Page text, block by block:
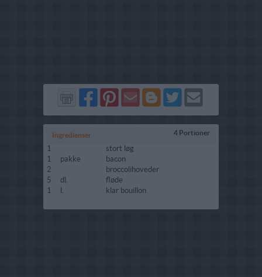
Del
på
Facebook
Del
på
Pinterest
Send
via
GMail
Del
på
Blogger
Del
på
Twitter
Send
Ingredienser 4 Portioner
1
stort løg
1
pakke
bacon
2
broccolihoveder
5
dl.
fløde
1
l. klar bouillon